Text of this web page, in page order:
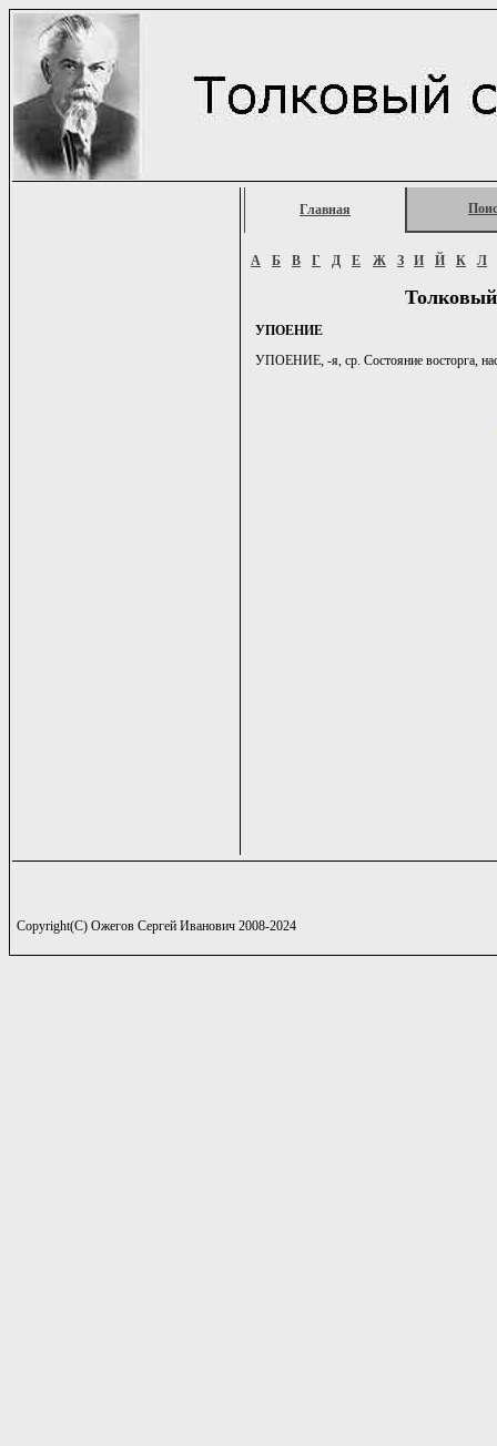
Главная
А Б В Г Д Е Ж З И Й К Л
УПОЕНИЕ
УПОЕНИЕ, -я, ср. Состояние восторга,
Copyright(C) Ожегов Сергей Иванович 2008-2024